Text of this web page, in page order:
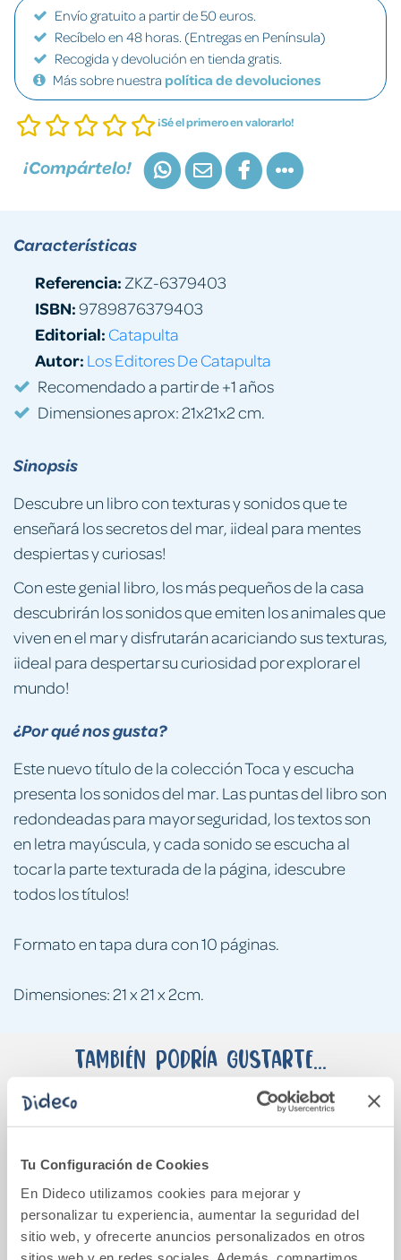
Tu Configuración de Cookies
En Dideco utilizamos cookies para mejorar y
personalizar tu experiencia, aumentar la seguridad del
sitio web, y ofrecerte anuncios personalizados en otros
Envío gratuito a partir de 50 euros.
Recíbelo en 48 horas. (Entregas en Península)
Recogida y devolución en tienda gratis.
Más sobre nuestra política de devoluciones
¡Sé el primero en valorarlo!
¡Compártelo!
Sinopsis
Descubre un libro con texturas y sonidos que te
enseñará los secretos del mar, ¡ideal para mentes
despiertas y curiosas!
Con este genial libro, los más pequeños de la casa
descubrirán los sonidos que emiten los animales que
viven en el mar y disfrutarán acariciando sus texturas,
¡ideal para despertar su curiosidad por explorar el
mundo!
¿Por qué nos gusta?
Este nuevo título de la colección Toca y escucha
presenta los sonidos del mar. Las puntas del libro son
redondeadas para mayor seguridad, los textos son
en letra mayúscula, y cada sonido se escucha al
tocar la parte texturada de la página, ¡descubre
todos los títulos!
Formato en tapa dura con 10 páginas.
Dimensiones: 21 x 21 x 2cm.
Características
Referencia: ZKZ-6379403
ISBN:9789876379403
Editorial: Catapulta
Autor: Los Editores De Catapulta
Recomendado a partir de +1 años
Dimensiones aprox: 21x21x2 cm.
También podría gustarte...